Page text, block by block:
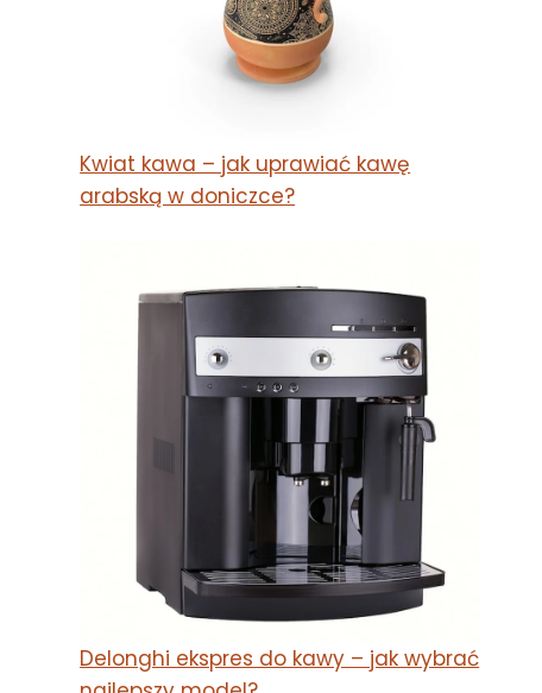
Kwiat kawa – jak uprawiać kawę
arabską w doniczce?
Delonghi ekspres do kawy – jak wybrać